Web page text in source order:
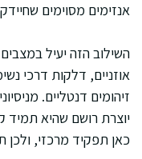
אנזימים מסוימים
השילוב הזה יעיל
אוזניים, דלקות דרכי
זיהומים דנטליים.
יוצרת רושם שהיא תמיד
כאן תפקיד מרכזי, ולכן